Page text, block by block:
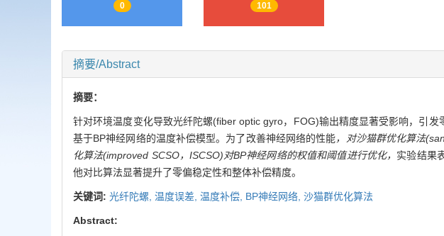
0 101
摘要/Abstract
摘要：
针对环境温度变化导致光纤陀螺(fiber optic gyro，FOG)输出精度显著受影响，引
基于BP神经网络的温度补偿模型。为了改善神经网络的性能，对沙猫群优化算法
化算法(improved SCSO，ISCSO)对BP神经网络的权值和阈值进行优化， 实验结果
他对比算法显著提升了零偏稳定性和整体补偿精度。
关键词: 光纤陀螺, 温度误差, 温度补偿, BP神经网络, 沙猫群优化算法
Abstract: